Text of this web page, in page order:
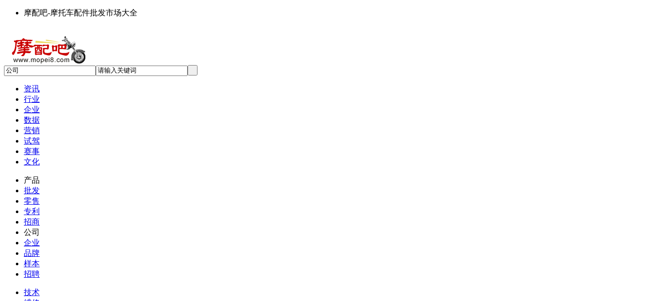
摩配吧-摩托车配件批发市场大全
资讯
行业
企业
数据
营销
试驾
赛事
文化
产品
批发
零售
专利
招商
公司
企业
品牌
样本
招聘
技术